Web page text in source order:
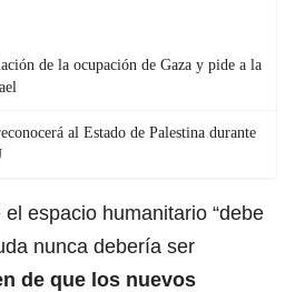
de la ocupación de Gaza y pide a la
al Estado de Palestina durante
espacio humanitario “debe
nunca debería ser
de que los nuevos